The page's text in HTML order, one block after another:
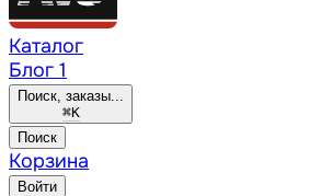
Каталог
Блог 1
Поиск, заказы...
⌘K
Поиск
Корзина
Войти